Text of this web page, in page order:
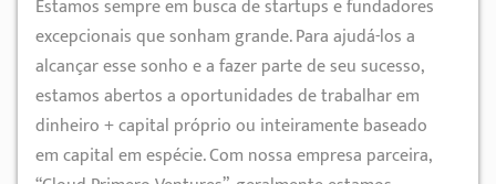
Estamos sempre em busca de startups e fundadores
excepcionais que sonham grande. Para ajudá-los a
alcançar esse sonho e a fazer parte de seu sucesso,
estamos abertos a oportunidades de trabalhar em
dinheiro + capital próprio ou inteiramente baseado
em capital em espécie. Com nossa empresa parceira,